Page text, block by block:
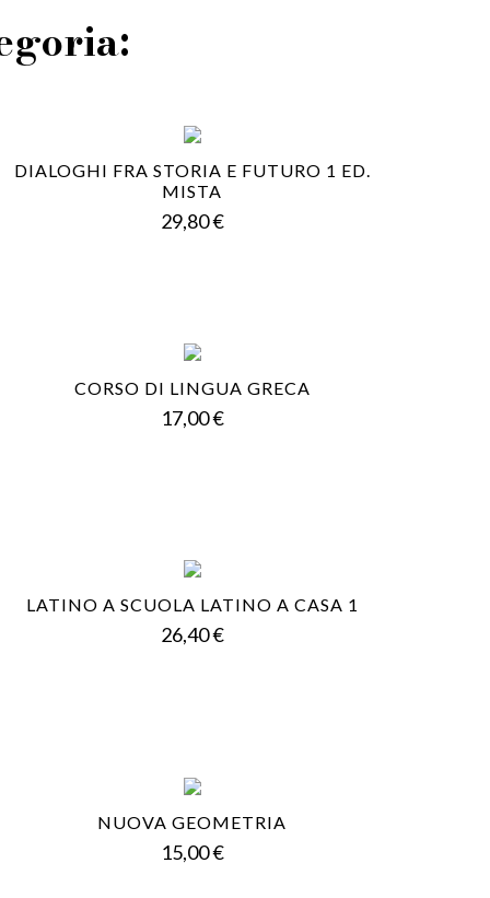
DIALOGHI FRA STORIA E FUTURO 1 ED.
MISTA
29,80 €Prezzo
CORSO DI LINGUA GRECA
17,00 €Prezzo
LATINO A SCUOLA LATINO A CASA 1
26,40 €Prezzo
NUOVA GEOMETRIA
15,00 €Prezzo